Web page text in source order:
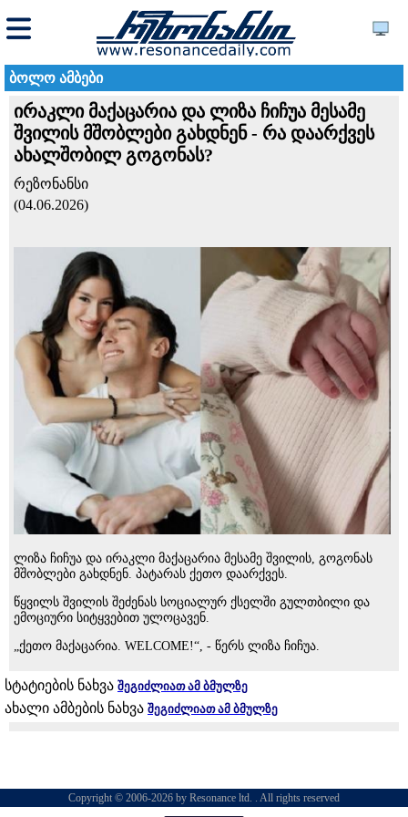
ბოლო ამბები
ირაკლი მაქაცარია და ლიზა ჩიჩუა მესამე
შვილის მშობლები გახდნენ - რა დაარქვეს
ახალშობილ გოგონას?
რეზონანსი
(04.06.2026)
ლიზა ჩიჩუა და ირაკლი მაქაცარია მესამე შვილის, გოგონას
მშობლები გახდნენ. პატარას ქეთო დაარქვეს.
წყვილს შვილის შეძენას სოციალურ ქსელში გულთბილი და
ემოციური სიტყვებით ულოცავენ.
„ქეთო მაქაცარია. WELCOME!“, - წერს ლიზა ჩიჩუა.
სტატიების ნახვა შეგიძლიათ ამ ბმულზე
ახალი ამბების ნახვა შეგიძლიათ ამ ბმულზე
Copyright © 2006-2026 by Resonance ltd. . All rights reserved